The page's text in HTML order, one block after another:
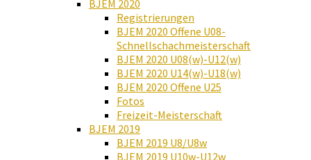
BJEM 2020
Registrierungen
BJEM 2020 Offene U08-
Schnellschachmeisterschaft
BJEM 2020 U08(w)-U12(w)
BJEM 2020 U14(w)-U18(w)
BJEM 2020 Offene U25
Fotos
Freizeit-Meisterschaft
BJEM 2019
BJEM 2019 U8/U8w
BJEM 2019 U10w-U12w